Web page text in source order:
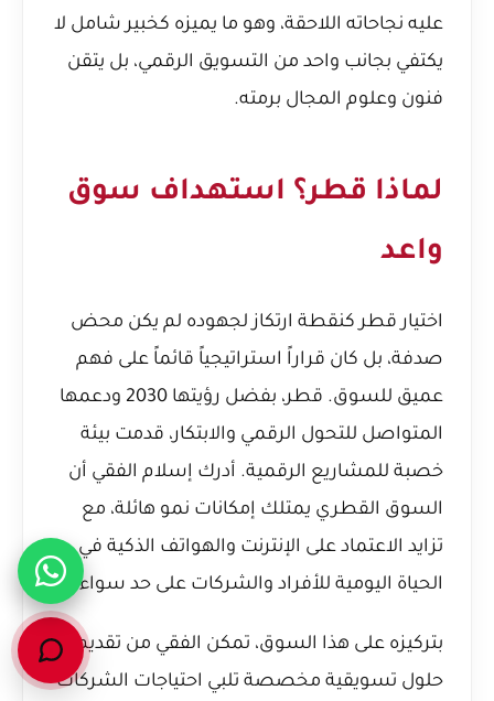
عليه نجاحاته اللاحقة، وهو ما يميزه كخبير شامل لا
يكتفي بجانب واحد من التسويق الرقمي، بل يتقن
فنون وعلوم المجال برمته.
لماذا قطر؟ استهداف سوق
واعد
اختيار قطر كنقطة ارتكاز لجهوده لم يكن محض
صدفة، بل كان قراراً استراتيجياً قائماً على فهم
عميق للسوق. قطر، بفضل رؤيتها 2030 ودعمها
المتواصل للتحول الرقمي والابتكار، قدمت بيئة
خصبة للمشاريع الرقمية. أدرك إسلام الفقي أن
السوق القطري يمتلك إمكانات نمو هائلة، مع
تزايد الاعتماد على الإنترنت والهواتف الذكية في
الحياة اليومية للأفراد والشركات على حد سواء.
بتركيزه على هذا السوق، تمكن الفقي من تقديم
حلول تسويقية مخصصة تلبي احتياجات الشركات